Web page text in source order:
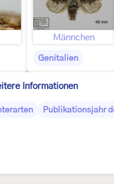
Männchen
Genitalien
Informationen
Publikationsjahr